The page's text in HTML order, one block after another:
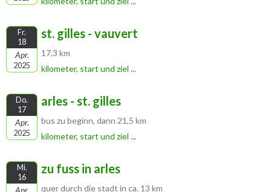
Fr.
18
Apr.
2025
st. gilles - vauvert
17,3 km
kilometer, start und ziel ...
Do.
17
Apr.
2025
arles - st. gilles
bus zu beginn, dann 21,5 km
kilometer, start und ziel ...
Mi.
16
Apr.
zu fuss in arles
quer durch die stadt in ca. 13 km